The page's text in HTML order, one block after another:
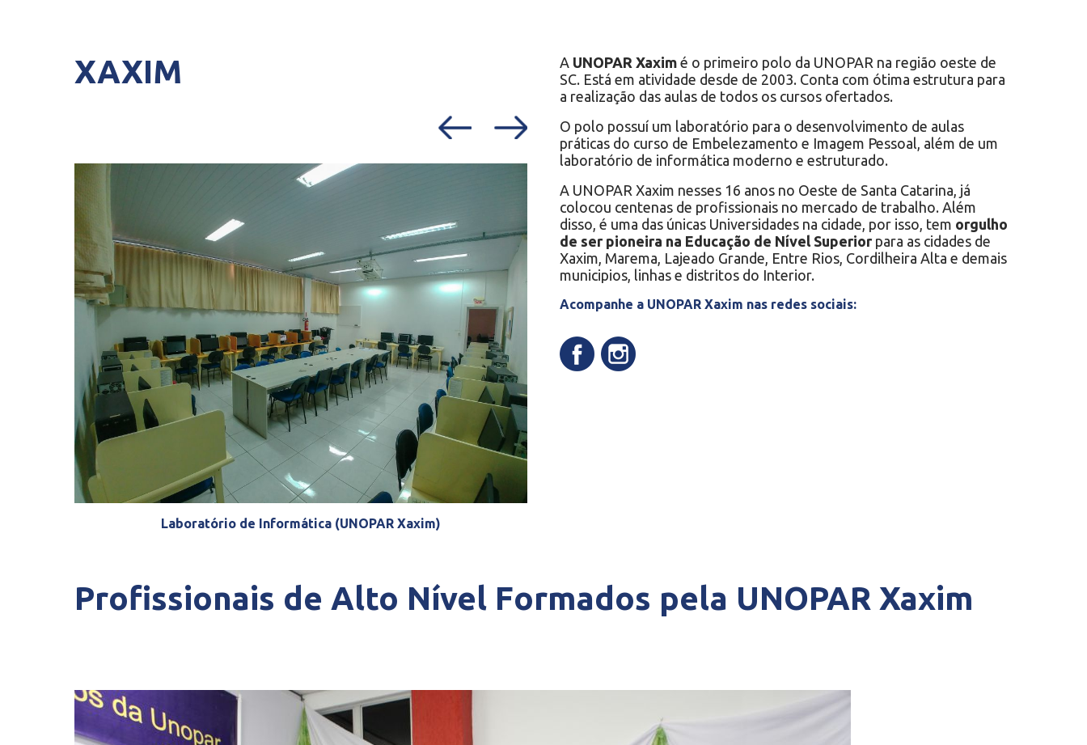
Xaxim
PRESENCIAL
Direito
XAXIM
Secretaria e Corredor de Acesso ao refeitório (UNOPAR Xaxim)
A UNOPAR Xaxim é o primeiro polo da UNOPAR na região oeste de
SC. Está em atividade desde de 2003. Conta com ótima estrutura para
a realização das aulas de todos os cursos ofertados.
O polo possuí um laboratório para o desenvolvimento de aulas
práticas do curso de Embelezamento e Imagem Pessoal, além de um
laboratório de informática moderno e estruturado.
A UNOPAR Xaxim nesses 16 anos no Oeste de Santa Catarina, já
colocou centenas de profissionais no mercado de trabalho. Além
disso, é uma das únicas Universidades na cidade, por isso, tem orgulho
de ser pioneira na Educação de Nível Superior para as cidades de
Xaxim, Marema, Lajeado Grande, Entre Rios, Cordilheira Alta e demais
municipios, linhas e distritos do Interior.
Acompanhe a UNOPAR Xaxim nas redes sociais:
Profissionais de Alto Nível Formados pela UNOPAR Xaxim